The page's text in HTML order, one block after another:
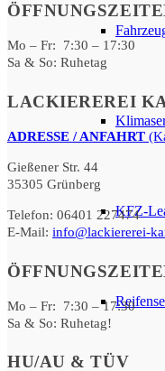
KFZ-
Mo – Fr: 7:30 – 17:30
Sa & So: Ruhetag
LACKIEREREI
ADRESSE / ANFAHRT
Gießener Str. 44
35305 Grünberg
Telefon: 06401 227474
E-Mail: info@lackiererei-
Mo – Fr: 7:30 – 17:30
Sa & So: Ruhetag!
HU/AU & TÜV